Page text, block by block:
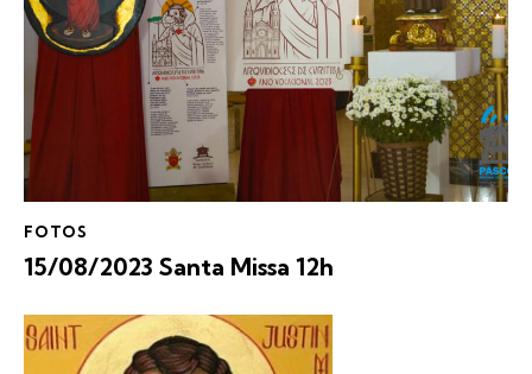
FOTOS
15/08/2023 Santa Missa 12h